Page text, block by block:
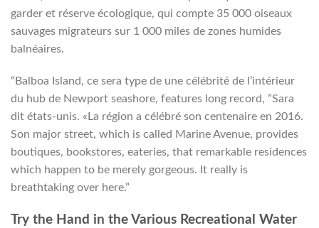
garder et réserve écologique, qui compte 35 000 oiseaux
sauvages migrateurs sur 1 000 miles de zones humides
balnéaires.
“Balboa Island, ce sera type de une célébrité de l’intérieur
du hub de Newport seashore, features long record, ​​”Sara
dit états-unis. «La région a célébré son centenaire en 2016.
Son major street, which is called Marine Avenue, provides
boutiques, bookstores, eateries, that remarkable residences
which happen to be merely gorgeous. It really is
breathtaking over here.”
Try the Hand in the Various Recreational Water